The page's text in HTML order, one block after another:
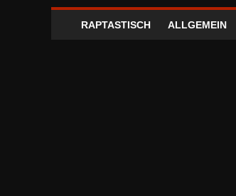
RAPTASTISCH ALLGEMEIN